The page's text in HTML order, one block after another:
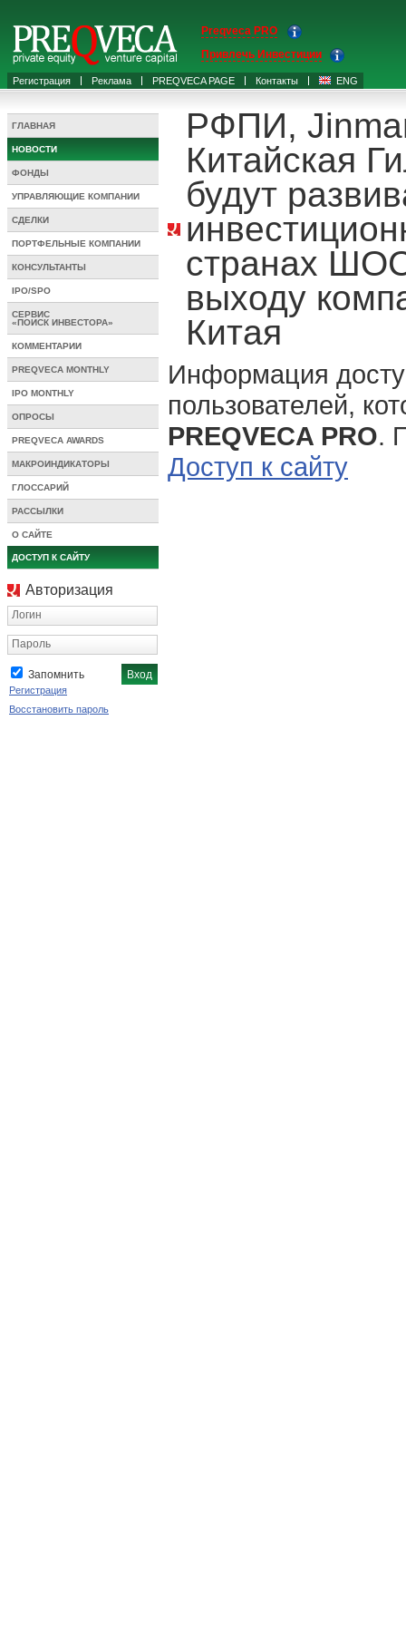
Регистрация Реклама PREQVECA PAGE Контакты ENG
Preqveca PRO
Привлечь Инвестиции
ГЛАВНАЯ
НОВОСТИ
ФОНДЫ
УПРАВЛЯЮЩИЕ КОМПАНИИ
СДЕЛКИ
ПОРТФЕЛЬНЫЕ КОМПАНИИ
КОНСУЛЬТАНТЫ
IPO/SPO
СЕРВИС
«ПОИСК ИНВЕСТОРА»
КОММЕНТАРИИ
PREQVECA MONTHLY
IPO MONTHLY
ОПРОСЫ
PREQVECA AWARDS
МАКРОИНДИКАТОРЫ
ГЛОССАРИЙ
РАССЫЛКИ
О САЙТЕ
ДОСТУП К САЙТУ
Авторизация
Логин
Пароль
Запомнить
Регистрация
Восстановить пароль
РФПИ,
Китайская
будут
странах
выходу
Китая
Информация
пользователей,
PREQVECA PRO.
Доступ к сайту